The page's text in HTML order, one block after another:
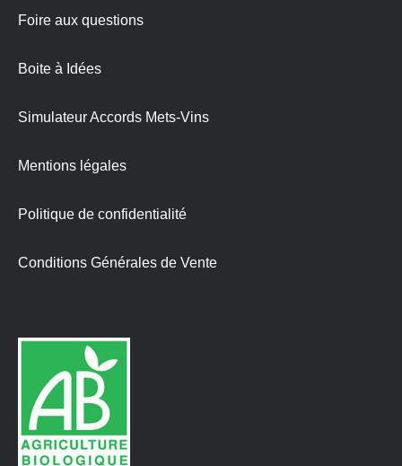
Foire aux questions
Boite à Idées
Simulateur Accords Mets-Vins
Mentions légales
Politique de confidentialité
Conditions Générales de Vente